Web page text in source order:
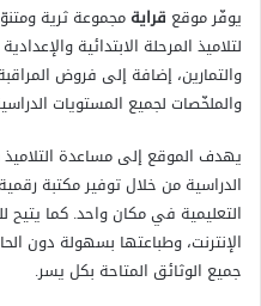
يوفّر موقع قرايةمجموعة ثرية
لتلاميذ المرحلة الابتدائية
والتمارين، إضافة إلى فروض
والملخّصات لجميع المستويات
يهدف الموقع إلى مساعدة التلاميذ
الدراسية من خلال توفير مكتبة
التعليمية في مكان واحد. كما يتيح
الإنترنت، وطباعتها بسهولة دون
جميع الوثائق المتاحة بكل يسر.